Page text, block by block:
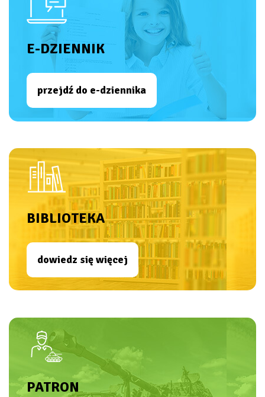
E-DZIENNIK
przejdź do e-dziennika
BIBLIOTEKA
dowiedz się więcej
PATRON